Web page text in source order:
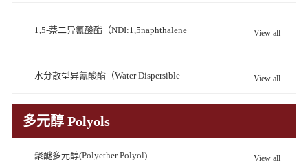
1,5-萘二异氰酸酯（NDI:1,5naphthalene View all
水分散型异氰酸酯（Water Dispersible View all
多元醇 Polyols
聚醚多元醇(Polyether Polyol) View all